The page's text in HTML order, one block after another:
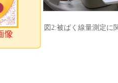
図2:被ばく線量測定に